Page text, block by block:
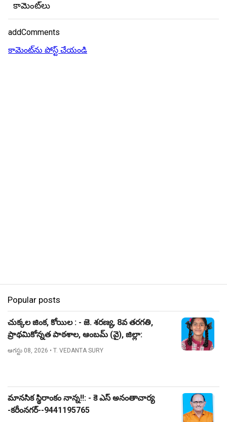
కామెంట్‌లు
addComments
కామెంట్‌ను పోస్ట్ చేయండి
Popular posts
చుక్కల జింక, కోయిల : - జె. శరణ్య, 8వ తరగతి,
ప్రాథమికోన్నత పాఠశాల, ఆంబమ్ (వై), జిల్లా:
నిజామాబాద్.
ఆగస్టు 08, 2026 • T. VEDANTA SURY
మానసిక స్థిరాంకం నాన్న!!: - కె ఎస్ అనంతాచార్య
-కరీంనగర్--9441195765